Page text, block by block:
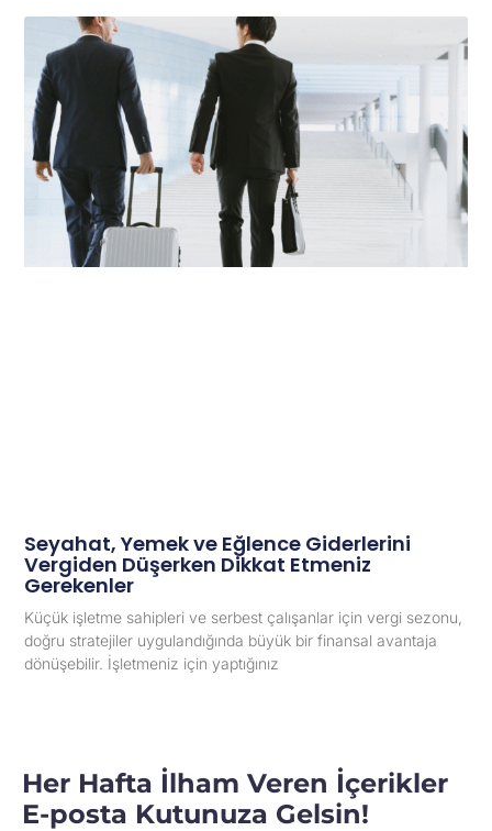
Seyahat, Yemek ve Eğlence Giderlerini
Vergiden Düşerken Dikkat Etmeniz
Gerekenler
Küçük işletme sahipleri ve serbest çalışanlar için vergi sezonu,
doğru stratejiler uygulandığında büyük bir finansal avantaja
dönüşebilir. İşletmeniz için yaptığınız
Her Hafta İlham Veren İçerikler
E-posta Kutunuza Gelsin!